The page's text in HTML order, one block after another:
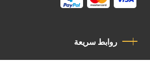
روابط سريعة